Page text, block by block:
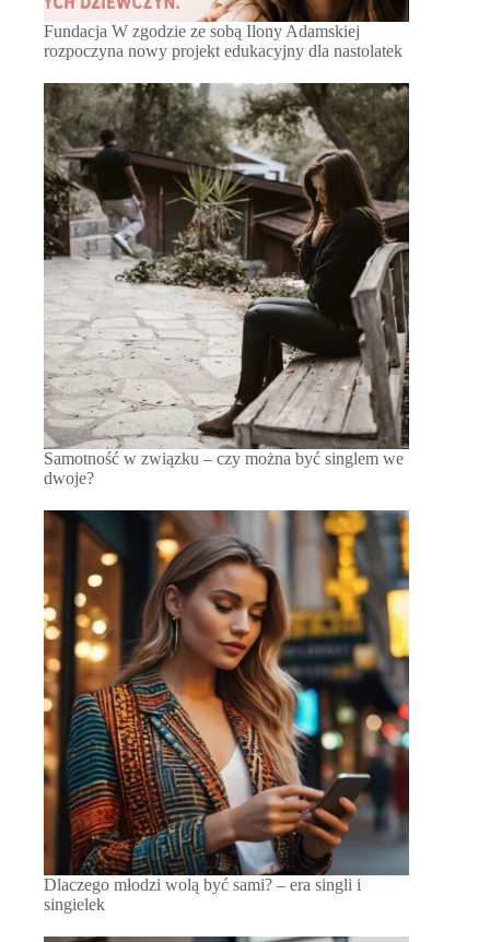
Fundacja W zgodzie ze sobą Ilony Adamskiej
rozpoczyna nowy projekt edukacyjny dla nastolatek
Samotność w związku – czy można być singlem we
dwoje?
Dlaczego młodzi wolą być sami? – era singli i
singielek